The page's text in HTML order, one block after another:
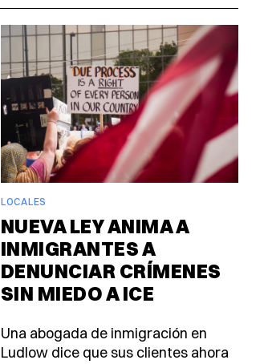
LOCALES
NUEVA LEY ANIMA A
INMIGRANTES A
DENUNCIAR CRÍMENES
SIN MIEDO A ICE
Una abogada de inmigración en
Ludlow dice que sus clientes ahora